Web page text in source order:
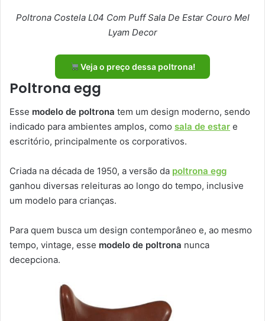
Poltrona Costela L04 Com Puff Sala De Estar Couro Mel
Lyam Decor
Veja o preço dessa poltrona!
Poltrona egg
Esse modelo de poltrona tem um design moderno, sendo
indicado para ambientes amplos, como sala de estar e
escritório, principalmente os corporativos.
Criada na década de 1950, a versão da poltrona egg
ganhou diversas releituras ao longo do tempo, inclusive
um modelo para crianças.
Para quem busca um design contemporâneo e, ao mesmo
tempo, vintage, esse modelo de poltrona nunca
decepciona.